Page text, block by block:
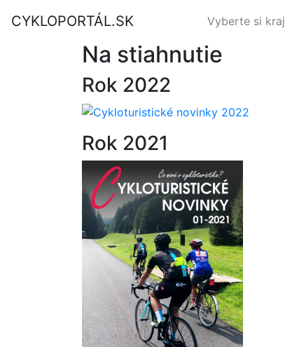
CYKLOPORTÁL.SK Vyberte si kraj
Na stiahnutie
Rok 2022
Rok 2021